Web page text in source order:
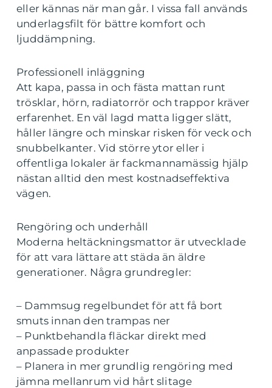
eller kännas när man går. I vissa fall används
underlagsfilt för bättre komfort och
ljuddämpning.
Professionell inläggning
Att kapa, passa in och fästa mattan runt
trösklar, hörn, radiatorrör och trappor kräver
erfarenhet. En väl lagd matta ligger slätt,
håller längre och minskar risken för veck och
snubbelkanter. Vid större ytor eller i
offentliga lokaler är fackmannamässig hjälp
nästan alltid den mest kostnadseffektiva
vägen.
Rengöring och underhåll
Moderna heltäckningsmattor är utvecklade
för att vara lättare att städa än äldre
generationer. Några grundregler:
– Dammsug regelbundet för att få bort
smuts innan den trampas ner
– Punktbehandla fläckar direkt med
anpassade produkter
– Planera in mer grundlig rengöring med
jämna mellanrum vid hårt slitage